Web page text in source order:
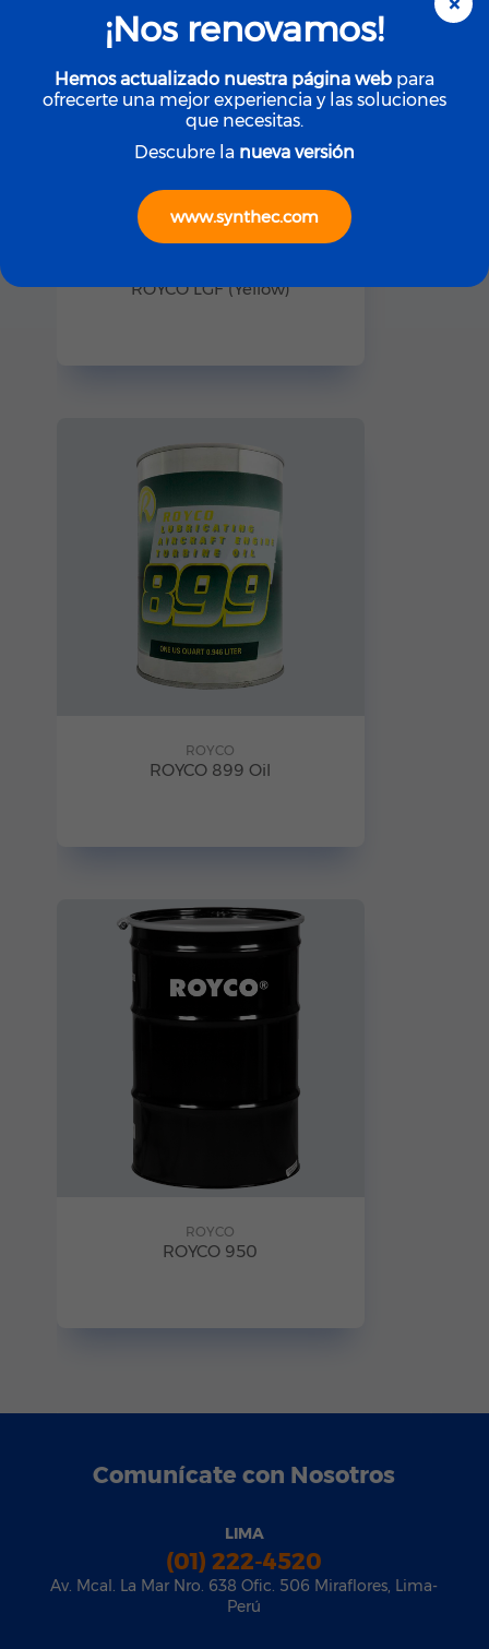
ROYCO LGF (Yellow)
ROYCO
ROYCO 899 Oil
ROYCO
ROYCO 950
Comunícate con Nosotros
LIMA
(01) 222-4520
Av. Mcal. La Mar Nro. 638 Ofic. 506 Miraflores, Lima-
Perú
¡Nos renovamos!
Hemos actualizado nuestra página web para
ofrecerte una mejor experiencia y las soluciones
que necesitas.
Descubre la nueva versión
www.synthec.com